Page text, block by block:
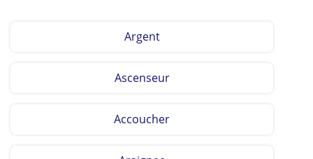
Argent
Ascenseur
Accoucher